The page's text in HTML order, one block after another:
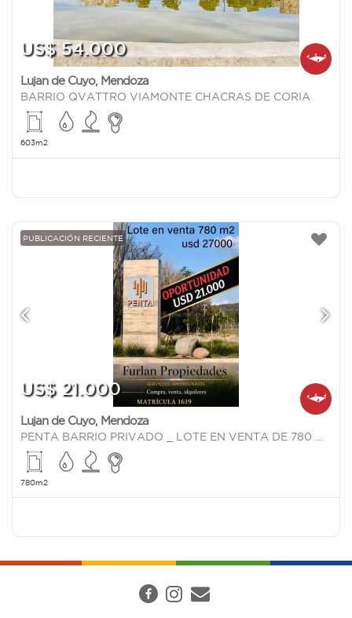
US$ 54.000
Lujan de Cuyo, Mendoza
BARRIO QVATTRO VIAMONTE CHACRAS DE CORIA
603m2
PUBLICACIÓN RECIENTE
US$ 21.000
Lujan de Cuyo, Mendoza
780m2